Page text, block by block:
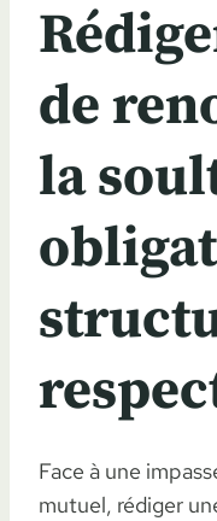
de
la
Face à une
mutuel, rédiger